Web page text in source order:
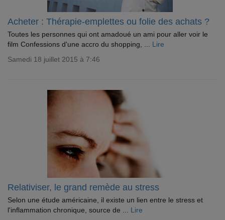
Acheter : Thérapie-emplettes ou folie des achats ?
Toutes les personnes qui ont amadoué un ami pour aller voir le
film Confessions d'une accro du shopping, ... Lire
Samedi 18 juillet 2015 à 7:46
Relativiser, le grand remède au stress
Selon une étude américaine, il existe un lien entre le stress et
l'inflammation chronique, source de ... Lire